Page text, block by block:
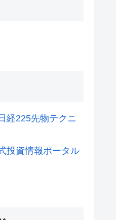
経225先物テクニ
投資情報ポータル